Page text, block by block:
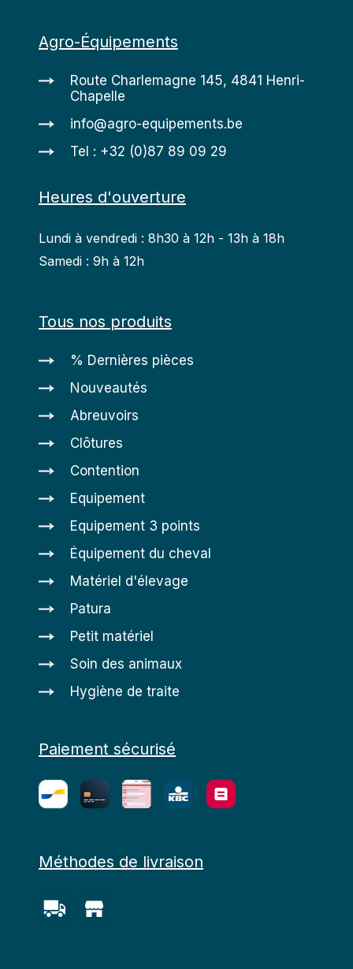
Agro-Équipements
Route Charlemagne 145, 4841 Henri-
Chapelle
info@agro-equipements.be
Tel : +32 (0)87 89 09 29
Heures d'ouverture
Lundi à vendredi : 8h30 à 12h - 13h à 18h
Samedi : 9h à 12h
Tous nos produits
% Dernières pièces
Nouveautés
Abreuvoirs
Clôtures
Contention
Equipement
Equipement 3 points
Équipement du cheval
Matériel d'élevage
Patura
Petit matériel
Soin des animaux
Hygiène de traite
Paiement sécurisé
Méthodes de livraison